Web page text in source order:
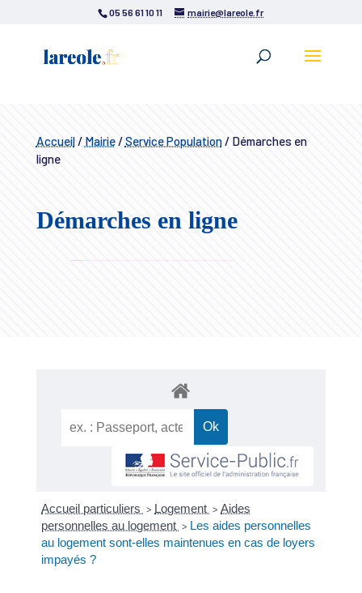
05 56 61 10 11 mairie@lareole.fr
Accueil/ Mairie/Service Population/Démarches en
ligne
Démarches en ligne
Accueil particuliers > Logement > Aides
personnelles au logement > Les aides personnelles
au logement sont-elles maintenues en cas de loyers
impayés ?